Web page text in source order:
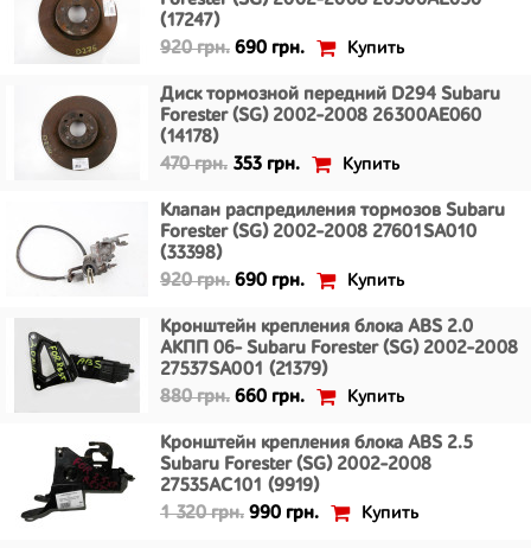
(17247)
920 грн. 690 грн. Купить
Диск тормозной передний D294 Subaru
Forester (SG) 2002-2008 26300AE060
(14178)
470 грн. 353 грн. Купить
Клапан распредиления тормозов Subaru
Forester (SG) 2002-2008 27601SA010
(33398)
920 грн. 690 грн. Купить
Кронштейн крепления блока ABS 2.0
АКПП 06- Subaru Forester (SG) 2002-2008
27537SA001 (21379)
880 грн. 660 грн. Купить
Кронштейн крепления блока ABS 2.5
Subaru Forester (SG) 2002-2008
27535AC101 (9919)
1 320 грн. 990 грн. Купить